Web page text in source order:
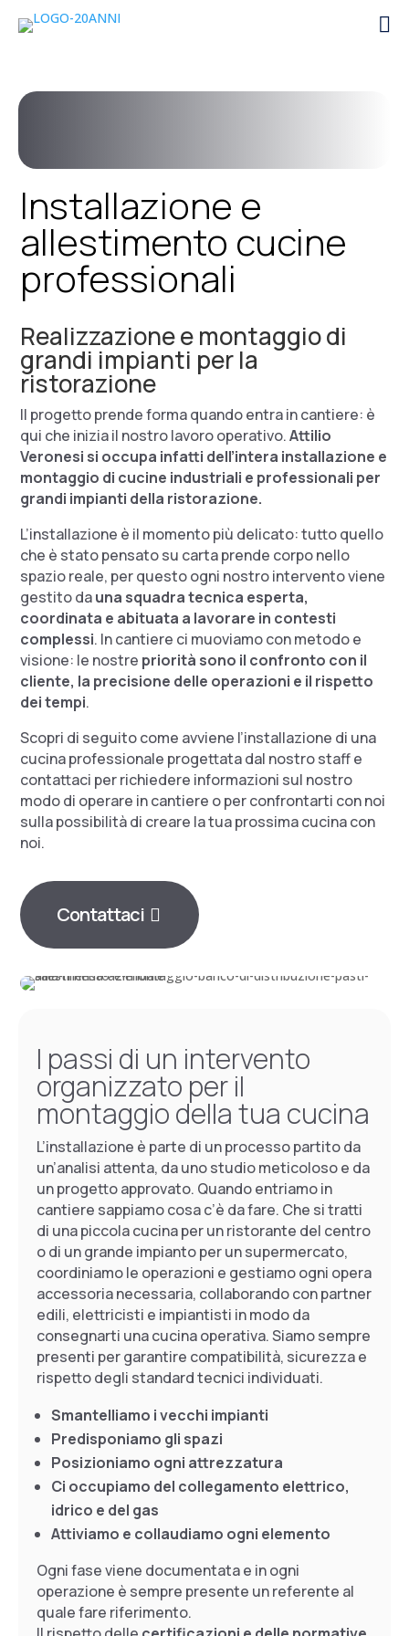

Installazione e
allestimento cucine
professionali
Realizzazione e montaggio di
grandi impianti per la
ristorazione
Il progetto prende forma quando entra in cantiere: è
qui che inizia il nostro lavoro operativo.Attilio
Veronesi si occupa infatti dell’intera installazione e
montaggio di cucine industriali e professionali per
grandi impianti della ristorazione.
L’installazione è il momento più delicato: tutto quello
che è stato pensato su carta prende corpo nello
spazio reale, per questo ogni nostro intervento viene
gestito dauna squadra tecnica esperta,
coordinata e abituata a lavorare in contesti
complessi. In cantiere ci muoviamo con metodo e
visione: le nostre priorità sono il confronto con il
cliente, la precisione delle operazioni e il rispetto
dei tempi.
Scopri di seguito come avviene l’installazione di una
cucina professionale progettata dal nostro staff e
contattaci per richiedere informazioni sul nostro
modo di operare in cantiere o per confrontarti con noi
sulla possibilità di creare la tua prossima cucina con
noi.
Contattaci
I passi di un intervento
organizzato per il
montaggio della tua cucina
L’installazione è parte di un processo partito da
un’analisi attenta, da uno studio meticoloso e da
un progetto approvato. Quando entriamo in
cantiere sappiamo cosa c’è da fare. Che si tratti
di una piccola cucina per un ristorante del centro
o di un grande impianto per un supermercato,
coordiniamo le operazioni e gestiamo ogni opera
accessoria necessaria, collaborando con partner
edili, elettricisti e impiantisti in modo da
consegnarti una cucina operativa. Siamo sempre
presenti per garantire compatibilità, sicurezza e
rispetto degli standard tecnici individuati.
Smantelliamo i vecchi impianti
Predisponiamo gli spazi
Posizioniamo ogni attrezzatura
Ci occupiamo del collegamento elettrico,
idrico e del gas
Attiviamo e collaudiamo ogni elemento
Ogni fase viene documentata e in ogni
operazione è sempre presente un referente al
quale fare riferimento.